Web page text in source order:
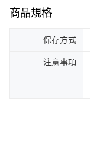
商品規格
保存方式
注意事項